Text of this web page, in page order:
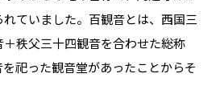
ていました。百観音とは、西国三
秩父三十四観音を合わせた総称
祀った観音堂があったことからそ